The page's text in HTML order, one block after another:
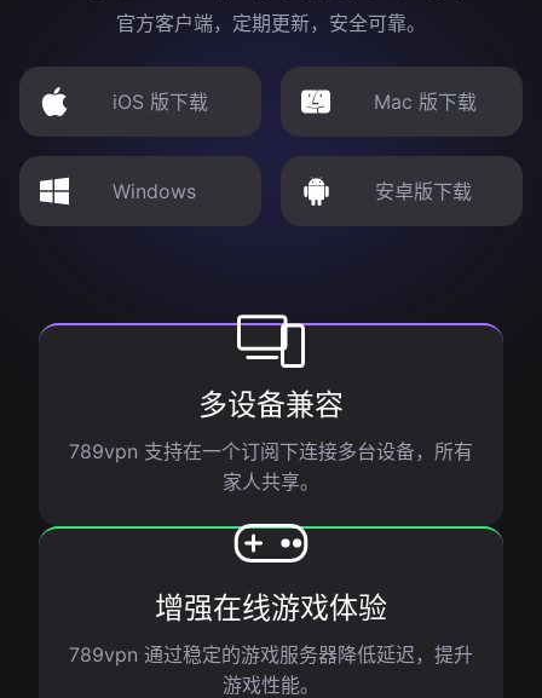
官方客户端，定期更新，安全可靠。
iOS 版下载 Mac 版下载
Windows 安卓版下载
多设备兼容
789vpn 支持在一个订阅下连接多台设备，所有
家人共享。
增强在线游戏体验
789vpn 通过稳定的游戏服务器降低延迟，提升
游戏性能。